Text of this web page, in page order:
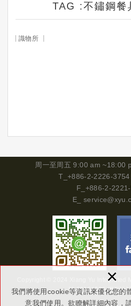
我們將使用cookie等資訊來優化您的
意我們使用。欲瞭解詳細內容，
×
TAG :不鏽鋼餐
識物所
周一至周五 9:00 am ~18:00
T_+886-2-2226-
F_+886-2-
E_
Copyright © 2024 Xiang Yu Integrated
號29134302 網頁設